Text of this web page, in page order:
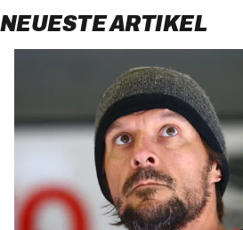
NEUESTE ARTIKEL